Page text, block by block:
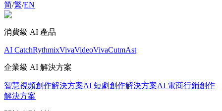
简/繁/EN
消費級 AI 產品
AI CatchRythmixVivaVideoVivaCutmAst
企業級 AI 解決方案
智慧視頻創作解決方案AI 短劇創作解決方案AI 電商行銷創作
解決方案